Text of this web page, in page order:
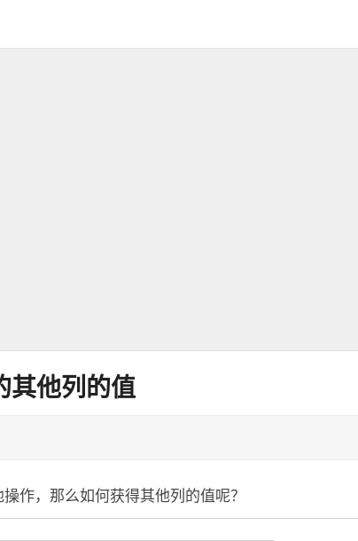
其他列的值
作，那么如何获得其他列的值呢？